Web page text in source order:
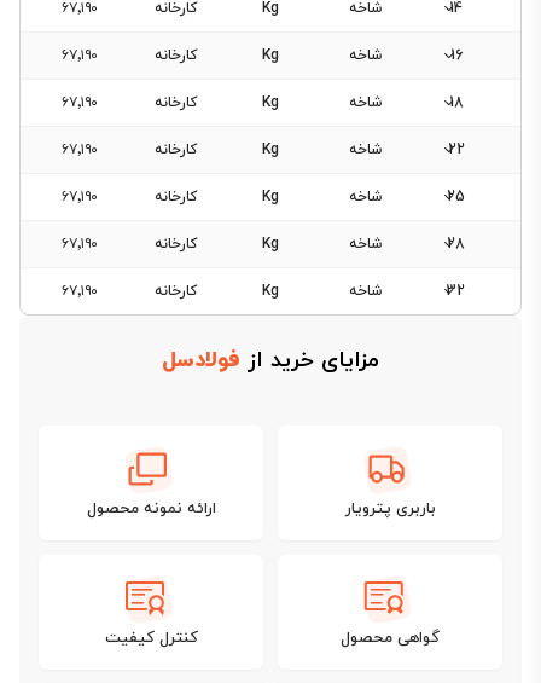
دسته‌بندی
ندارد.
14 شاخه Kg کارخانه ۶۷٬۱۹۰
16 شاخه Kg کارخانه ۶۷٬۱۹۰
18 شاخه Kg کارخانه ۶۷٬۱۹۰
22 شاخه Kg کارخانه ۶۷٬۱۹۰
25 شاخه Kg کارخانه ۶۷٬۱۹۰
28 شاخه Kg کارخانه ۶۷٬۱۹۰
32 شاخه Kg کارخانه ۶۷٬۱۹۰
مزایای خرید از فولادسل
باربری پترویار ارائه نمونه محصول
گواهی محصول کنترل کیفیت